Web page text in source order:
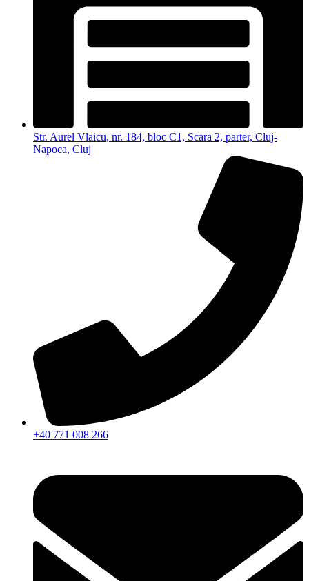
Str. Aurel Vlaicu, nr. 184, bloc C1, Scara 2, parter, Cluj-
Napoca, Cluj
+40 771 008 266